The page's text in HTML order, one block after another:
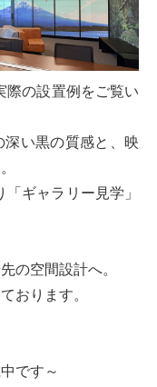
際の設置例をご覧い
い黒の質感と、映
ギャラリー見学」
の空間設計へ。
おります。
です～